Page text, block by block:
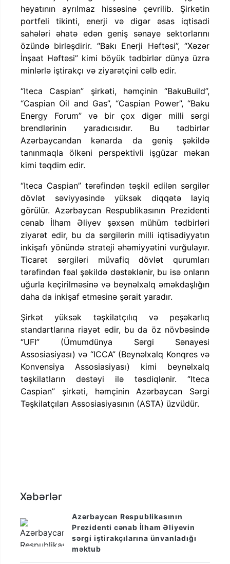
həyatının ayrılmaz hissəsinə çevrilib. Şirkətin
portfeli tikinti, enerji və digər əsas iqtisadi
sahələri əhatə edən geniş sənaye sektorlarını
özündə birləşdirir. “Bakı Enerji Həftəsi”, “Xəzər
İnşaat Həftəsi” kimi böyük tədbirlər dünya üzrə
minlərlə iştirakçı və ziyarətçini cəlb edir.
“Iteca Caspian” şirkəti, həmçinin “BakuBuild”,
“Caspian Oil and Gas”, “Caspian Power”, “Baku
Energy Forum” və bir çox digər milli sərgi
brendlərinin yaradıcısıdır. Bu tədbirlər
Azərbaycandan kənarda da geniş şəkildə
tanınmaqla ölkəni perspektivli işgüzar məkan
kimi təqdim edir.
“Iteca Caspian” tərəfindən təşkil edilən sərgilər
dövlət səviyyəsində yüksək diqqətə layiq
görülür. Azərbaycan Respublikasının Prezidenti
cənab İlham Əliyev şəxsən mühüm tədbirləri
ziyarət edir, bu da sərgilərin milli iqtisadiyyatın
inkişafı yönündə strateji əhəmiyyətini vurğulayır.
Ticarət sərgiləri müvafiq dövlət qurumları
tərəfindən fəal şəkildə dəstəklənir, bu isə onların
uğurla keçirilməsinə və beynəlxalq əməkdaşlığın
daha da inkişaf etməsinə şərait yaradır.
Şirkət yüksək təşkilatçılıq və peşəkarlıq
standartlarına riayət edir, bu da öz növbəsində
“UFI” (Ümumdünya Sərgi Sənayesi
Assosiasiyası) və “ICCA” (Beynəlxalq Konqres və
Konvensiya Assosiasiyası) kimi beynəlxalq
təşkilatların dəstəyi ilə təsdiqlənir. “Iteca
Caspian” şirkəti, həmçinin Azərbaycan Sərgi
Təşkilatçıları Assosiasiyasının (ASTA) üzvüdür.
Xəbərlər
Azərbaycan Respublikasının
Prezidenti cənab İlham Əliyevin
sərgi iştirakçılarına ünvanladığı
məktub